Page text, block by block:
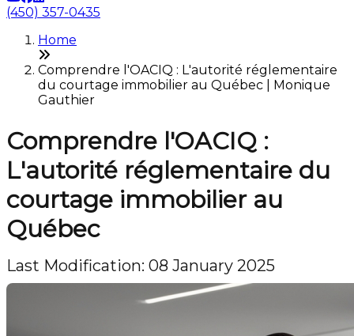
(450) 357-0435
Home
Comprendre l'OACIQ : L'autorité réglementaire
du courtage immobilier au Québec | Monique
Gauthier
Comprendre l'OACIQ :
L'autorité réglementaire du
courtage immobilier au
Québec
Last Modification: 08 January 2025